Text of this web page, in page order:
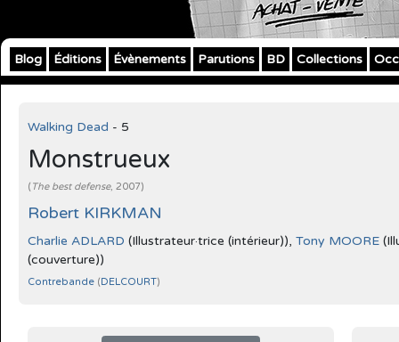
Blog Éditions Évènements Parutions BD Collections
Walking Dead - 5
Monstrueux
( The best defense, 2007)
Robert KIRKMAN
Charlie ADLARD (Illustrateur·trice (intérieur)), Tony MOORE
(couverture))
Contrebande (DELCOURT)